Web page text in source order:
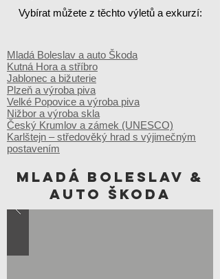
Vybírat můžete z těchto výletů a exkurzí:
Mladá Boleslav a auto Škoda
Kutná Hora a stříbro
Jablonec a bižuterie
Plzeň a výroba piva
Velké Popovice a výroba piva
Nižbor a výroba skla
Český Krumlov a zámek (UNESCO)
Karlštejn – středověký hrad s výjimečným
postavením
Mladá Boleslav &
auto Škoda